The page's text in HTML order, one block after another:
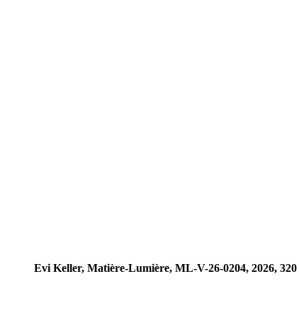
Evi Keller, Matière-Lumière, ML-V-26-0204, 2026, 320